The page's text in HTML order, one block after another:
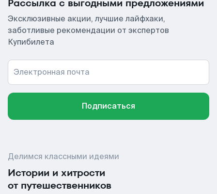
Рассылка с выгодными предложениями
Эксклюзивные акции, лучшие лайфхаки,
заботливые рекомендации от экспертов
Купибилета
Электронная почта
Подписаться
Делимся классными идеями
Истории и хитрости
от путешественников